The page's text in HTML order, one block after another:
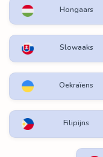
Hongaars
Slowaaks
Oekraïens
Filipijns